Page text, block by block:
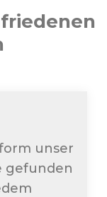
unser
gefunden